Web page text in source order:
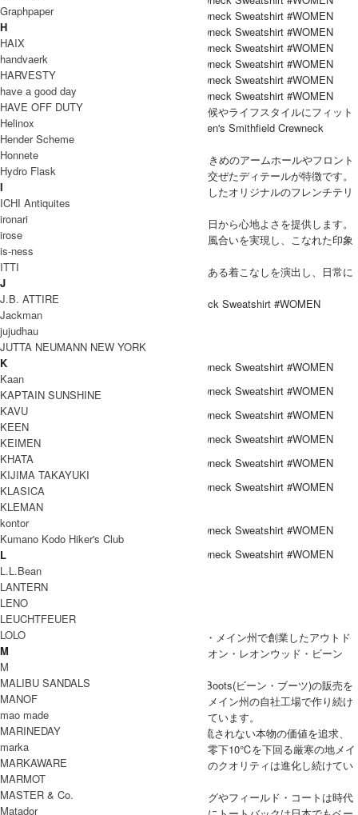
L.L.Bean（エルエルビーン）より、日本の気候やライフスタイルにフィット
するよう開発されたJAPAN EDITION『Women's Smithfield Crewneck
Sweatshirt』。
90年代のアスレチックウェアをベースに、大きめのアームホールやフロント
重ね仕様の襟など、懐かしさと新しさを織り交ぜたディテールが特徴です。
ボディにはオーガニックコットンをブレンドしたオリジナルのフレンチテリ
ー素材を使用。
ソフトでふっくらとした肌ざわりが、着用初日から心地よさを提供します。
製品洗いを施すことで、あらかじめ馴染んだ風合いを実現し、こなれた印象
に。
ゆったりとしたシルエットがリラックス感のある着こなしを演出し、日常に
寄り添う一枚です。
L.L.Bean(エルエルビーン) Smithfield Crewneck Sweatshirt #WOMEN
COODINATE
DETAIL
ブランド紹介
L.L.Bean
L.L.Bean(エルエルビーン)は1912年アメリカ・メイン州で創業したアウトド
アブランドで、ブランド名は創業者であるレオン・レオンウッド・ビーン
（Leon Leonwood Bean）氏の名前から由来。
1912年、ハンターのために開発されたBean Boots(ビーン・ブーツ)の販売を
始めたのがその始まりで、今も、アメリカ・メイン州の自社工場で作り続け
ているこの一足こそ、L.L.Beanの原点となっています。
以来100年以上にわたり、L.L.Beanは時代に流されない本物の価値を追求、
ラボでのテストはもちろん、真冬には気温が零下10℃を下回る厳寒の地メイ
ン州のフィールドで、テストを繰り返し、そのクオリティは進化し続けてい
ます。
またビーン・ブーツだけでなくトート・バッグやフィールド・コートは時代
Graphpaper
H
HAIX
handvaerk
HARVESTY
have a good day
HAVE OFF DUTY
Helinox
Hender Scheme
Honnete
Hydro Flask
I
ICHI Antiquites
ironari
irose
is-ness
ITTI
J
J.B. ATTIRE
Jackman
jujudhau
JUTTA NEUMANN NEW YORK
K
Kaan
KAPTAIN SUNSHINE
KAVU
KEEN
KEIMEN
KHATA
KIJIMA TAKAYUKI
KLASICA
KLEMAN
kontor
Kumano Kodo Hiker's Club
L
L.L.Bean
LANTERN
LENO
LEUCHTFEUER
LOLO
M
M
MALIBU SANDALS
MANOF
mao made
MARINEDAY
marka
MARKAWARE
MARMOT
MASTER & Co.
Matador